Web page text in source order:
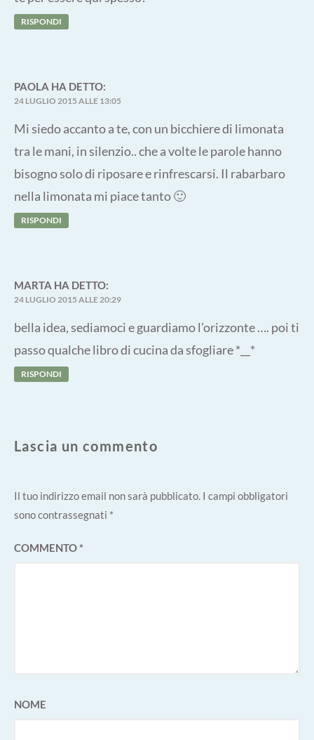
RISPONDI
PAOLA HA DETTO:
24 LUGLIO 2015 ALLE 13:05
Mi siedo accanto a te, con un bicchiere di limonata
tra le mani, in silenzio.. che a volte le parole hanno
bisogno solo di riposare e rinfrescarsi. Il rabarbaro
nella limonata mi piace tanto 🙂
RISPONDI
MARTA HA DETTO:
24 LUGLIO 2015 ALLE 20:29
bella idea, sediamoci e guardiamo l’orizzonte …. poi ti
passo qualche libro di cucina da sfogliare *__*
RISPONDI
Lascia un commento
Il tuo indirizzo email non sarà pubblicato. I campi obbligatori
sono contrassegnati *
COMMENTO*
NOME